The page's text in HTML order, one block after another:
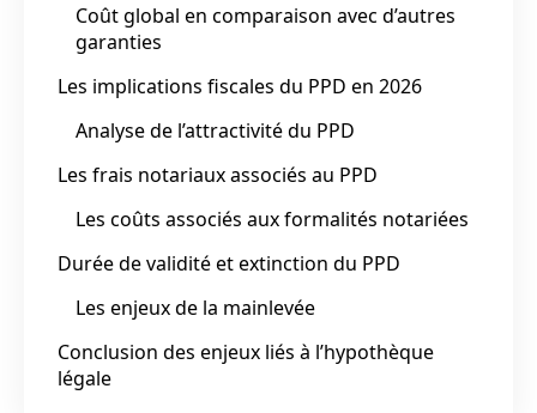
Coût global en comparaison avec d’autres
garanties
Les implications fiscales du PPD en 2026
Analyse de l’attractivité du PPD
Les frais notariaux associés au PPD
Les coûts associés aux formalités notariées
Durée de validité et extinction du PPD
Les enjeux de la mainlevée
Conclusion des enjeux liés à l’hypothèque
légale